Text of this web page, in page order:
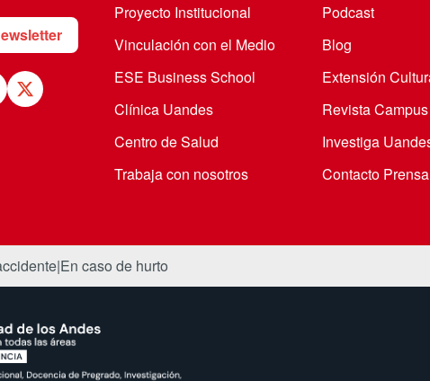
Proyecto Institucional
Vinculación con el Medio
ESE Business School
Clínica Uandes
Centro de Salud
Trabaja con nosotros
Podcast
Blog
Extensión
Revista Campus
Investiga
Contacto Prensa
|En caso de hurto